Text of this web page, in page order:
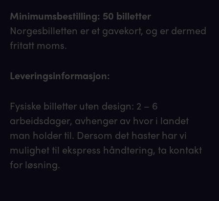
Minimumsbestilling: 50 billetter
Norgesbilletten er et gavekort, og er dermed
fritatt moms.
Leveringsinformasjon:
Fysiske billetter uten design: 2 – 6
arbeidsdager, avhenger av hvor i landet
man holder til. Dersom det haster har vi
mulighet til ekspress håndtering, ta kontakt
for løsning.